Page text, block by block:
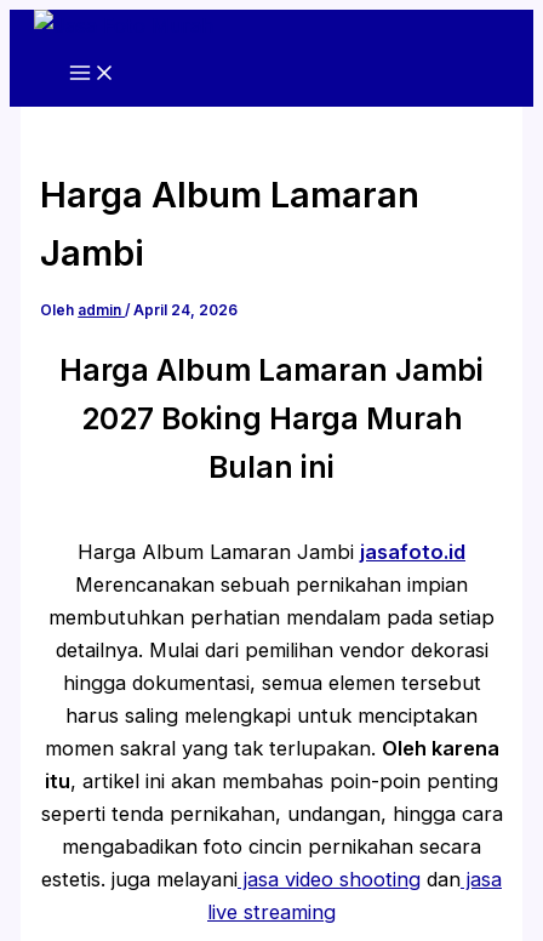
Lewati
Harga Album Lamaran
Jambi
Oleh admin/April 24, 2026
Harga Album Lamaran Jambi
2027 Boking Harga Murah
Bulan ini
Harga Album Lamaran Jambi jasafoto.id
Merencanakan sebuah pernikahan impian
membutuhkan perhatian mendalam pada setiap
detailnya. Mulai dari pemilihan vendor dekorasi
hingga dokumentasi, semua elemen tersebut
harus saling melengkapi untuk menciptakan
momen sakral yang tak terlupakan. Oleh karena
itu, artikel ini akan membahas poin-poin penting
seperti tenda pernikahan, undangan, hingga cara
mengabadikan foto cincin pernikahan secara
estetis. juga melayani jasa video shooting dan jasa
live streaming